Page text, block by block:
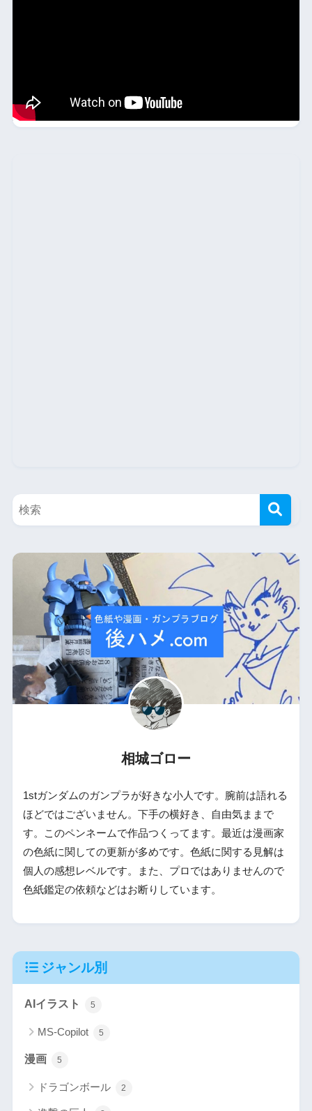
相城ゴロー
1stガンダムのガンプラが好きな小人です。腕前は語れる
ほどではございません。下手の横好き、自由気ままで
す。このペンネームで作品つくってます。最近は漫画家
の色紙に関しての更新が多めです。色紙に関する見解は
個人の感想レベルです。また、プロではありませんので
色紙鑑定の依頼などはお断りしています。
ジャンル別
AIイラスト 5
MS-Copilot 5
漫画 5
ドラゴンボール 2